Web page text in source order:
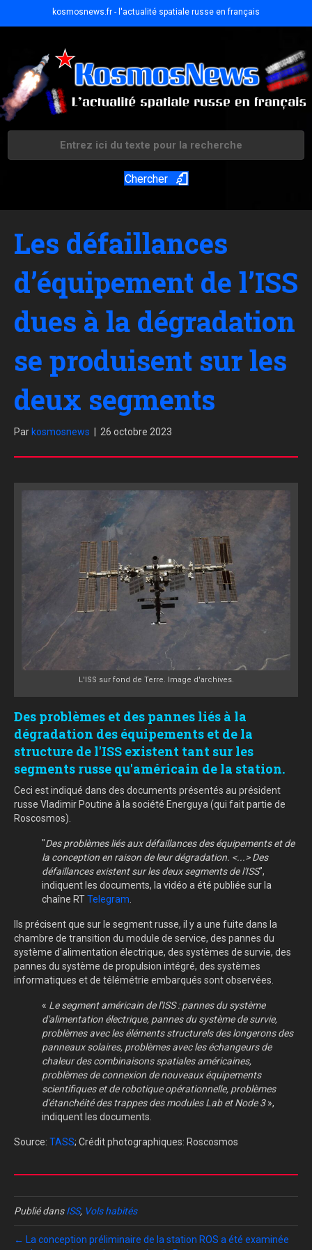
kosmosnews.fr - l'actualité spatiale russe en français
Chercher
Les défaillances
d’équipement de l’ISS
dues à la dégradation
se produisent sur les
deux segments
Par kosmosnews 26 octobre 2023
L'ISS sur fond de Terre. Image d'archives.
Des problèmes et des pannes liés à la
dégradation des équipements et de la
structure de l'ISS existent tant sur les
segments russe qu'américain de la station.
Ceci est indiqué dans des documents présentés au président
russe Vladimir Poutine à la société Energuya (qui fait partie de
Roscosmos).
"Des problèmes liés aux défaillances des équipements et de
la conception en raison de leur dégradation. <...> Des
défaillances existent sur les deux segments de l'ISS",
indiquent les documents, la vidéo a été publiée sur la
chaîne RTTelegram
Ils précisent que sur le segment russe, il y a une fuite dans la
chambre de transition du module de service, des pannes du
système d'alimentation électrique, des systèmes de survie, des
pannes du système de propulsion intégré, des systèmes
informatiques et de télémétrie embarqués sont observées.
« Le segment américain de l'ISS : pannes du système
d'alimentation électrique, pannes du système de survie,
problèmes avec les éléments structurels des longerons des
panneaux solaires, problèmes avec les échangeurs de
chaleur des combinaisons spatiales américaines,
problèmes de connexion de nouveaux équipements
scientifiques et de robotique opérationnelle, problèmes
d'étanchéité des trappes des modules Lab et Node 3»,
indiquent les documents.
Source: TASS; Crédit photographiques: Roscosmos
Publié dansISS, Vols habités
← La conception préliminaire de la station ROS a été examinée